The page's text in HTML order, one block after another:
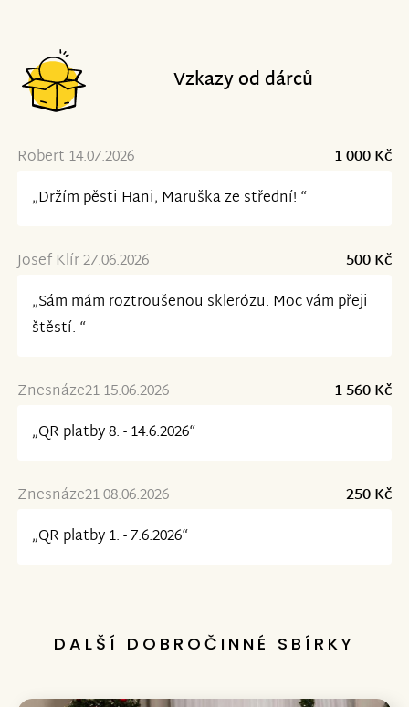
Vzkazy od dárců
Robert 14.07.2026
1 000 Kč
„Držím pěsti Hani, Maruška ze střední! “
Josef Klír 27.06.2026
500 Kč
„Sám mám roztroušenou sklerózu. Moc vám přeji
štěstí. “
Znesnáze21 15.06.2026
1 560 Kč
„QR platby 8. - 14.6.2026“
Znesnáze21 08.06.2026
250 Kč
„QR platby 1. - 7.6.2026“
DALŠÍ DOBROČINNÉ SBÍRKY